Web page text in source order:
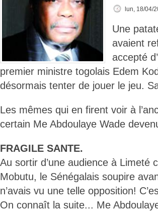
lun, 18/04/
Une
avaient
accepté
premier ministre togolais Edem
désormais tenter de jouer le jeu.
Les mêmes qui en firent voir à
certain Me Abdoulaye Wade
FRAGILE SANTE.
Au sortir d’une audience à Limeté
Mobutu, le Sénégalais soupire
n’avais vu une telle opposition!
On connaît la suite... Me